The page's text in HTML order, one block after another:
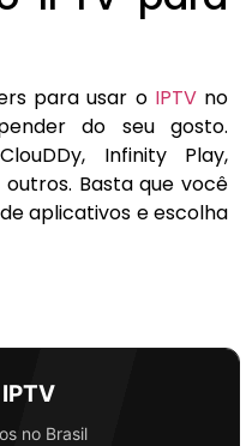
para usar o IPTV no
do seu gosto.
Infinity Play,
Basta que você
aplicativos e escolha
no Brasil